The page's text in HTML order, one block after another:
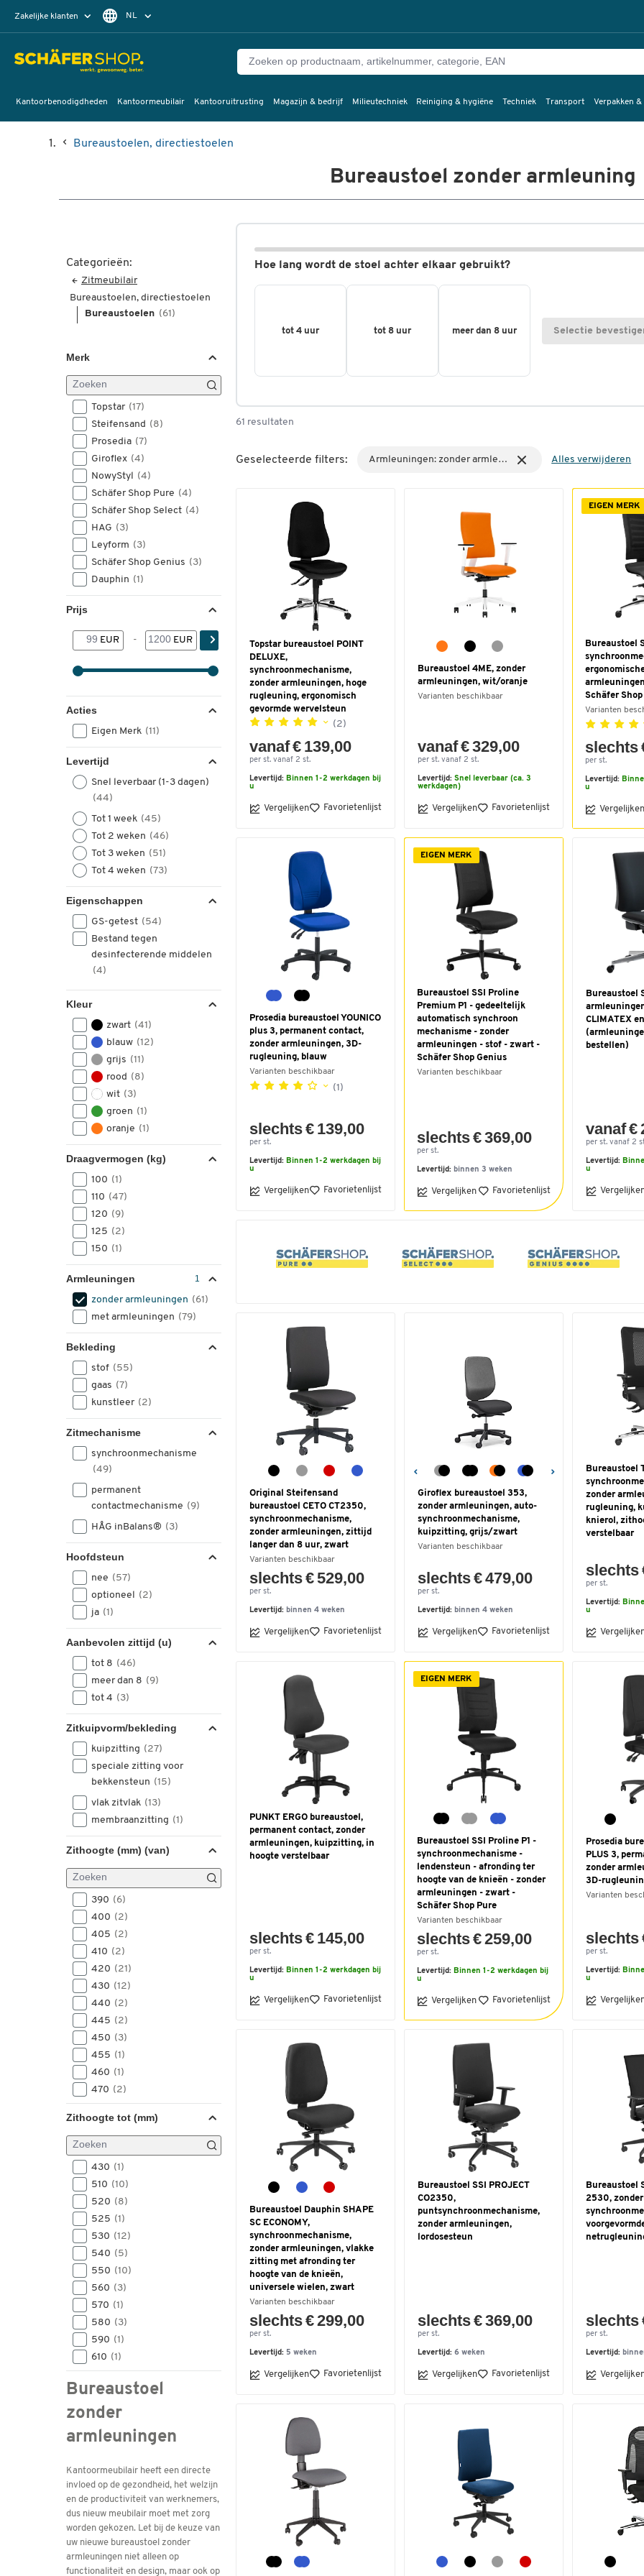
Zakelijke klanten NL
Kantoorbenodigdheden Kantoormeubilair Kantooruitrusting Magazijn & bedrijf Milieutechniek Reiniging & hygiëne Techniek Transport Verpakken
Bureaustoelen, directiestoelen
Bureaustoel zonder armleuning
Categorieën:
Zitmeubilair
Bureaustoelen, directiestoelen
Bureaustoelen (61)
Merk
Topstar (17)
Steifensand (8)
Prosedia (7)
Giroflex (4)
NowyStyl (4)
Schäfer Shop Pure (4)
Schäfer Shop Select (4)
HAG (3)
Leyform (3)
Schäfer Shop Genius (3)
Dauphin (1)
Prijs
EUR - EUR
Acties
Eigen Merk (11)
Levertijd
Snel leverbaar (1-3 dagen)
(44)
Tot 1 week (45)
Tot 2 weken (46)
Tot 3 weken (51)
Tot 4 weken (73)
Eigenschappen
GS-getest (54)
Bestand tegen
desinfecterende middelen
(4)
Kleur
zwart (41)
blauw (12)
grijs (11)
rood (8)
wit (3)
groen (1)
oranje (1)
Draagvermogen (kg)
100 (1)
110 (47)
120 (9)
125 (2)
150 (1)
Armleuningen
zonder armleuningen (61)
met armleuningen (79)
Bekleding
stof (55)
gaas (7)
kunstleer (2)
Zitmechanisme
synchroonmechanisme
(49)
permanent
contactmechanisme (9)
HÅG inBalans® (3)
Hoofdsteun
nee (57)
optioneel (2)
ja (1)
Aanbevolen zittijd (u)
tot 8 (46)
meer dan 8 (9)
tot 4 (3)
Zitkuipvorm/bekleding
kuipzitting (27)
speciale zitting voor
bekkensteun (15)
vlak zitvlak (13)
membraanzitting (1)
Zithoogte (mm) (van)
390 (6)
400 (2)
405 (2)
410 (2)
420 (21)
430 (12)
440 (2)
445 (2)
450 (3)
455 (1)
460 (1)
470 (2)
500(1)
520 (1)
560
Zithoogte tot (mm)
430 (1)
510 (10)
520 (8)
525 (1)
530 (12)
540 (5)
550 (10)
560 (3)
570 (1)
580 (3)
590 (1)
610 (1)
630(2)
650 (1)
Bureaustoel
zonder
armleuningen
Kantoormeubilair heeft een directe
invloed op de gezondheid, het welzijn
en de productiviteit van werknemers,
dus nieuw meubilair moet met zorg
worden gekozen. Let bij de keuze van
uw nieuwe bureaustoel zonder
armleuningen niet alleen op
functionaliteit en design, maar ook op
Hoe lang wordt de stoel achter elkaar gebruikt?
tot 4 uur tot 8 uur meer dan 8 uur Selectie
61 resultaten
Geselecteerde filters: Armleuningen: zonder armleuningen Alles verwijderen
Topstar bureaustoel POINT
DELUXE,
synchroonmechanisme,
zonder armleuningen, hoge
rugleuning, ergonomisch
gevormde wervelsteun
(2)
vanaf € 139,00
per st. vanaf 2 st.
Levertijd: Binnen 1-2 werkdagen bij
u
Vergelijken Favorietenlijst
Bureaustoel 4ME, zonder
armleuningen, wit/oranje
Varianten beschikbaar
vanaf € 329,00
per st. vanaf 2 st.
Levertijd: Snel leverbaar (ca. 3
werkdagen)
Vergelijken Favorietenlijst
EIGEN MERK
Bureaustoel
Schäfer
Varianten
slechts
per st.
Levertijd:
u
Vergelijken
Prosedia bureaustoel YOUNICO
plus 3, permanent contact,
zonder armleuningen, 3D-
rugleuning, blauw
Varianten beschikbaar
(1)
slechts € 139,00
per st.
Levertijd: Binnen 1-2 werkdagen bij
u
Vergelijken Favorietenlijst
EIGEN MERK
Bureaustoel SSI Proline
Premium P1 - gedeeltelijk
automatisch synchroon
mechanisme - zonder
armleuningen - stof - zwart -
Schäfer Shop Genius
Varianten beschikbaar
slechts € 369,00
per st.
Levertijd: binnen 3 weken
Vergelijken Favorietenlijst
Bureaustoel
CLIMATEX
bestellen)
vanaf €
per st. vanaf 2
Levertijd:
u
Original Steifensand
bureaustoel CETO CT2350,
synchroonmechanisme,
zonder armleuningen, zittijd
langer dan 8 uur, zwart
Varianten beschikbaar
slechts € 529,00
per st.
Levertijd: binnen 4 weken
Vergelijken Favorietenlijst
Giroflex bureaustoel 353,
zonder armleuningen, auto-
synchroonmechanisme,
kuipzitting, grijs/zwart
Varianten beschikbaar
slechts € 479,00
per st.
Levertijd: binnen 4 weken
Vergelijken Favorietenlijst
Bureaustoel
zonder
rugleuning,
knierol,
verstelbaar
slechts
per st.
Levertijd:
u
PUNKT ERGO bureaustoel,
permanent contact, zonder
armleuningen, kuipzitting, in
hoogte verstelbaar
slechts € 145,00
per st.
Levertijd: Binnen 1-2 werkdagen bij
u
Vergelijken Favorietenlijst
EIGEN MERK
Bureaustoel SSI Proline P1 -
synchroonmechanisme -
lendensteun - afronding ter
hoogte van de knieën - zonder
armleuningen - zwart -
Schäfer Shop Pure
Varianten beschikbaar
slechts € 259,00
per st.
Levertijd: Binnen 1-2 werkdagen bij
u
Vergelijken Favorietenlijst
Prosedia
PLUS 3,
zonder
3D-
Varianten
slechts
per st.
Levertijd:
u
Bureaustoel Dauphin SHAPE
SC ECONOMY,
synchroonmechanisme,
zonder armleuningen, vlakke
zitting met afronding ter
hoogte van de knieën,
universele wielen, zwart
Varianten beschikbaar
slechts € 299,00
per st.
Levertijd: 5 weken
Vergelijken Favorietenlijst
Bureaustoel SSI PROJECT
CO2350,
puntsynchroonmechanisme,
zonder armleuningen,
lordosesteun
slechts € 369,00
per st.
Levertijd: 6 weken
Vergelijken Favorietenlijst
Bureaustoel
2530,
slechts
per st.
Levertijd: